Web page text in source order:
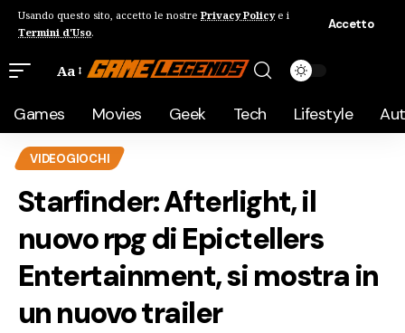
Usando questo sito, accetto le nostre Privacy Policye i
Termini d'Uso.
Accetto
Aa
Games Movies Geek Tech Lifestyle
VIDEOGIOCHI
Starfinder: Afterlight, il
nuovo rpg di Epictellers
Entertainment, si mostra in
un nuovo trailer